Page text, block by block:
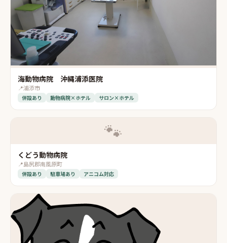
海動物病院 沖縄浦添医院
📍浦添市
併設あり 動物病院×ホテル サロン×ホテル
🐾
くどう動物病院
📍島尻郡南風原町
併設あり 駐車場あり アニコム対応